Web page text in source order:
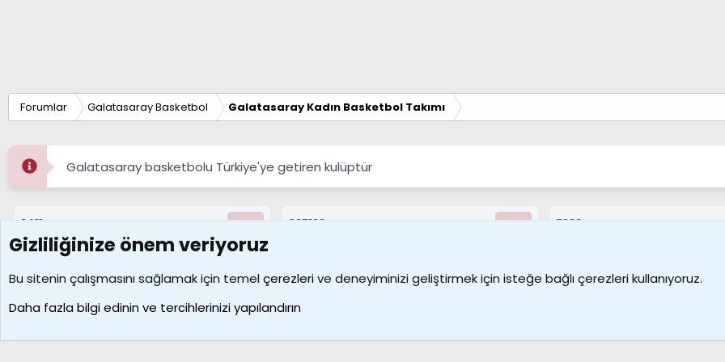
Forumlar Galatasaray Basketbol Galatasaray Kadın Basketbol Takımı
Galatasaray basketbolu Türkiye'ye getiren kulüptür
8411
Konular
687188
7388
Çerezler Bize ulaşın
Galatasaray Basketbol | GS Basket Taraftar Platformu
Gizliliğinize önem veriyoruz
Bu sitenin çalışmasını sağlamak için temelçerezlerive deneyiminizi geliştirmek için isteğe bağlı çerezleri kullanıyoruz.
Daha fazla bilgi edinin ve tercihlerinizi yapılandırın